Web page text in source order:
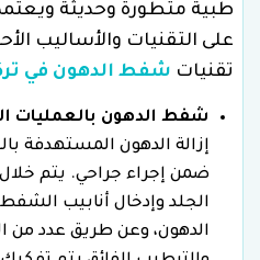
طبية متطورة وحديثة
على التقنيات والأساليب
تقنيات شفط الدهون في
شفط الدهون بالعمليات
إزالة الدهون المستهدفة
ضمن إجراء جراحي. يتم
الجلد وإدخال أنابيب
الدهون، وعن طريق عدد من